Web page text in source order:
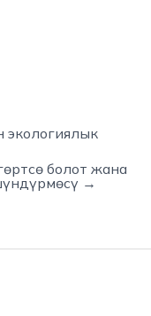
экологиялык
болот жана
→